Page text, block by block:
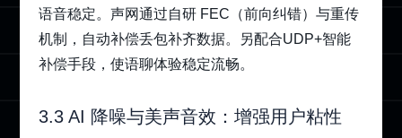
语音稳定。声网通过自研 FEC（前向纠错）与重传
机制，自动补偿丢包补齐数据。另配合UDP+智能
补偿手段，使语聊体验稳定流畅。
3.3 AI 降噪与美声音效：增强用户粘性